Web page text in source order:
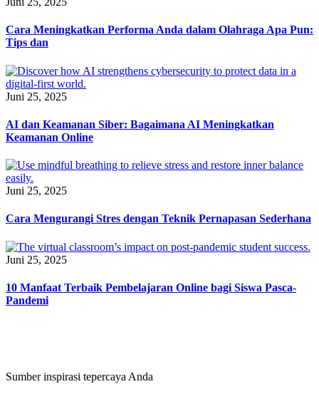
Cara Meningkatkan Performa Anda dalam Olahraga Apa Pun:
Tips dan
Juni 25, 2025
AI dan Keamanan Siber: Bagaimana AI Meningkatkan
Keamanan Online
Juni 25, 2025
Cara Mengurangi Stres dengan Teknik Pernapasan Sederhana
Juni 25, 2025
10 Manfaat Terbaik Pembelajaran Online bagi Siswa Pasca-
Pandemi
Sumber inspirasi tepercaya Anda